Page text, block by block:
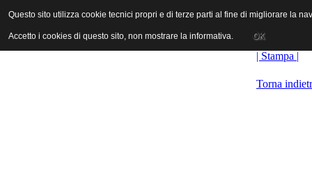
ANICA | Associazione Nazionale Industrie Cinematografiche
| Stampa |
Torna
Questo sito utilizza cookie tecnici propri e di terze parti al fine di migliorare la
Accetto i cookies di questo sito, non mostrare la informativa. OK
Questo sito utilizza cookie tecnici propri e di terze parti al fine di migliorare la
Accetto i cookies di questo sito, non mostrare la informativa. OK